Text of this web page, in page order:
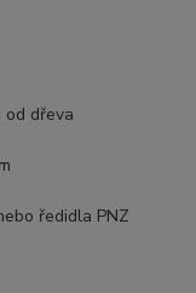
od dřeva
ředidla PNZ